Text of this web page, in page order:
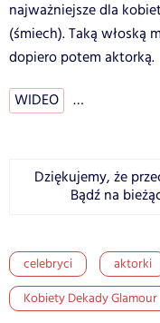
najważniejsze dla
(śmiech). Taką włoską
dopiero potem aktorką.
WIDEO …
Dziękujemy, że
Bądź na
celebryci aktorki
Kobiety Dekady Glamour